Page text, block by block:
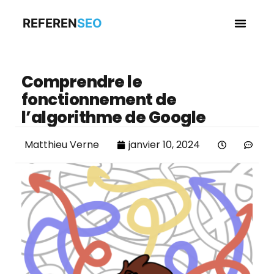
REFERENSEO
Comprendre le
fonctionnement de
l’algorithme de Google
Matthieu Verne janvier 10, 2024